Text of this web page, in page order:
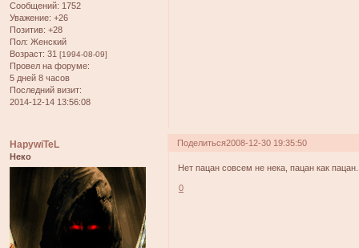
Сообщений: 1752
Уважение: +26
Позитив: +28
Пол: Женский
Возраст: 31 [1994-08-09]
Провел на форуме:
5 дней 8 часов
Последний визит:
2014-12-14 13:56:08
Поделиться2008-12-30 19:35:50
HapywiTeL
Неко
Нет пацан совсем не нека, пацан как
0